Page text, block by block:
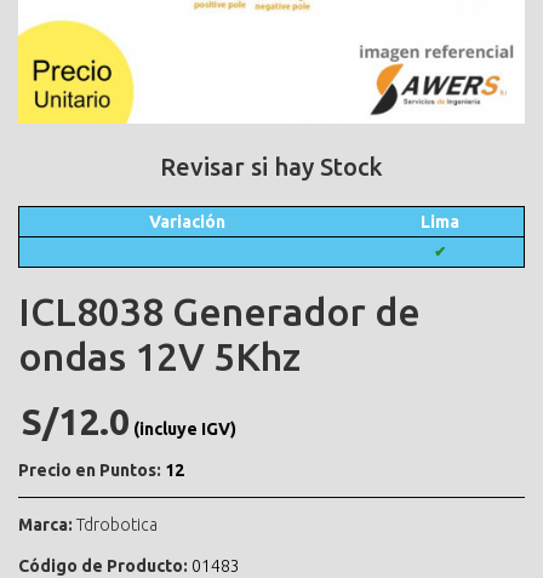
Revisar si hay Stock
Variación Lima
✔
ICL8038 Generador de
ondas 12V 5Khz
S/12.0 (incluye IGV)
Precio en Puntos: 12
Marca: Tdrobotica
Código de Producto: 01483